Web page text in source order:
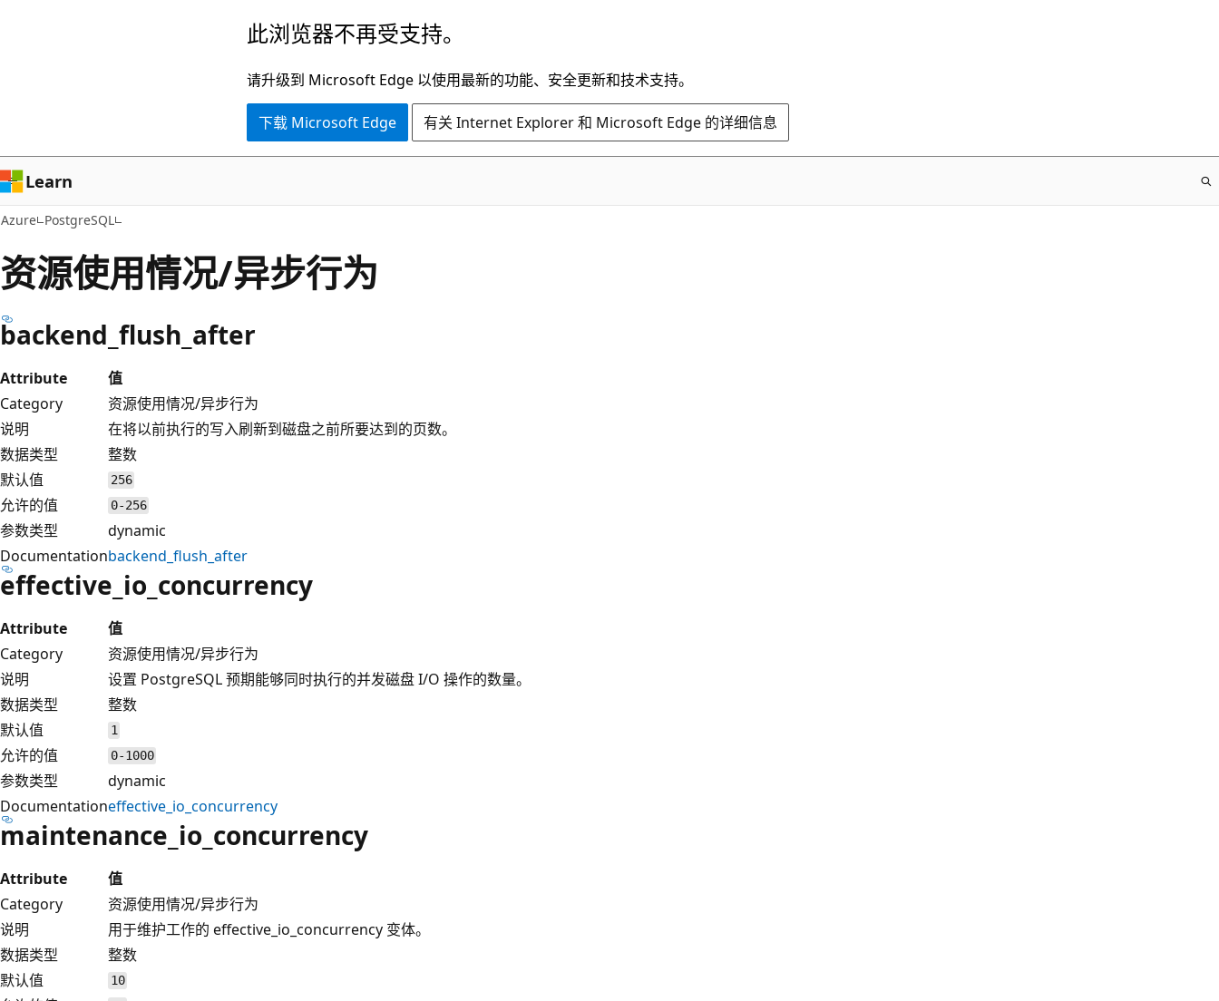
容
此浏览器不再受支持。
请升级到 Microsoft Edge 以使用最新的功能、安全更新和技术支持。
下载 Microsoft Edge 有关 Internet Explorer 和 Microsoft Edge 的详细信息
Learn
Azure PostgreSQL
资源使用情况/异步行为
backend_flush_after
Attribute
值
Category
资源使用情况/异步行为
说明
在将以前执行的写入刷新到磁盘之前所要达到的页数。
数据类型
整数
默认值
256
允许的值 0-256
参数类型
dynamic
Documentationbackend_flush_after
effective_io_concurrency
Attribute
值
Category
资源使用情况/异步行为
说明
设置 PostgreSQL 预期能够同时执行的并发磁盘 I/O 操作的数量。
数据类型
整数
默认值
1
允许的值 0-1000
参数类型
dynamic
Documentationeffective_io_concurrency
maintenance_io_concurrency
Attribute
值
Category
资源使用情况/异步行为
说明
用于维护工作的 effective_io_concurrency 变体。
数据类型
整数
默认值
10